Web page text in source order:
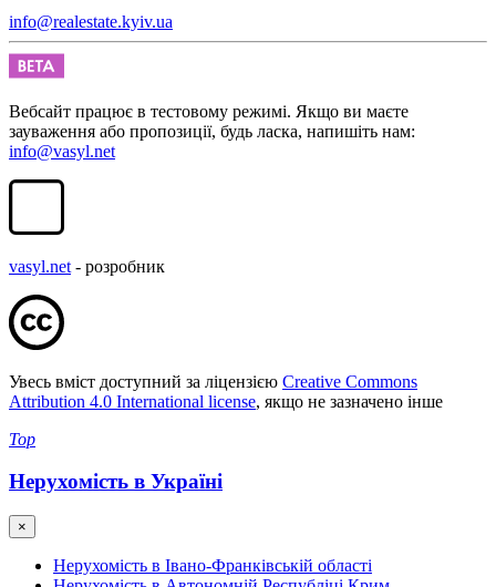
info@realestate.kyiv.ua
Вебсайт працює в тестовому режимі. Якщо ви маєте
зауваження або пропозиції, будь ласка, напишіть нам:
info@vasyl.net
vasyl.net - розробник
Увесь вміст доступний за ліцензією Creative Commons
Attribution 4.0 International license, якщо не зазначено інше
Top
Нерухомість в Україні
×
Нерухомість в Івано-Франківській області